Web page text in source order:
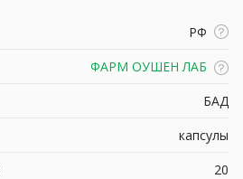
РФ
ФАРМ ОУШЕН ЛАБ
БАД
капсулы
20